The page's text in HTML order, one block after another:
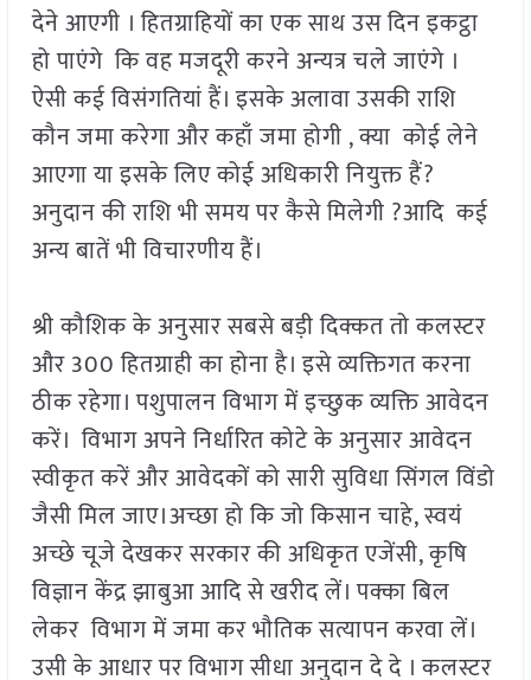
देने आएगी । हितग्राहियों का एक साथ उस दिन इकट्ठा
हो पाएंगे कि वह मजदूरी करने अन्यत्र चले जाएंगे ।
ऐसी कई विसंगतियां हैं। इसके अलावा उसकी राशि
कौन जमा करेगा और कहाँ जमा होगी , क्या कोई लेने
आएगा या इसके लिए कोई अधिकारी नियुक्त हैं?
अनुदान की राशि भी समय पर कैसे मिलेगी ?आदि कई
अन्य बातें भी विचारणीय हैं।
श्री कौशिक के अनुसार सबसे बड़ी दिक्कत तो कलस्टर
और 300 हितग्राही का होना है। इसे व्यक्तिगत करना
ठीक रहेगा। पशुपालन विभाग में इच्छुक व्यक्ति आवेदन
करें। विभाग अपने निर्धारित कोटे के अनुसार आवेदन
स्वीकृत करें और आवेदकों को सारी सुविधा सिंगल विंडो
जैसी मिल जाए।अच्छा हो कि जो किसान चाहे, स्वयं
अच्छे चूजे देखकर सरकार की अधिकृत एजेंसी, कृषि
विज्ञान केंद्र झाबुआ आदि से खरीद लें। पक्का बिल
लेकर विभाग में जमा कर भौतिक सत्यापन करवा लें।
उसी के आधार पर विभाग सीधा अनुदान दे दे । कलस्टर